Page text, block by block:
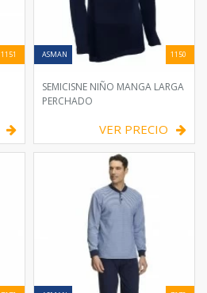
1151 ASMAN 1150
SEMICISNE NIÑO MANGA LARGA
PERCHADO
VER PRECIO